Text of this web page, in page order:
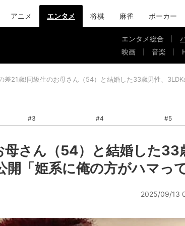
アニメ エンタメ 将棋 麻雀 ポーカー
エンタメ総合
映画
音楽
差21歳!同級生のお母さん（54）と結婚した33歳男性、3LDK
#3 #4 #5
母さん（54）と結婚した33
「姫系に俺の方がハマって
2025/09/13